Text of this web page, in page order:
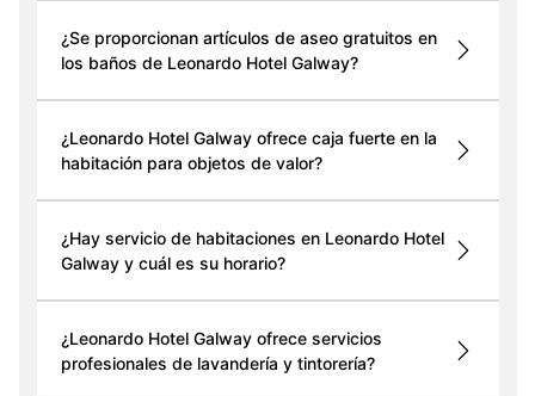
¿Se proporcionan artículos de aseo gratuitos en
los baños de Leonardo Hotel Galway?
¿Leonardo Hotel Galway ofrece caja fuerte en la
habitación para objetos de valor?
¿Hay servicio de habitaciones en Leonardo Hotel
Galway y cuál es su horario?
¿Leonardo Hotel Galway ofrece servicios
profesionales de lavandería y tintorería?